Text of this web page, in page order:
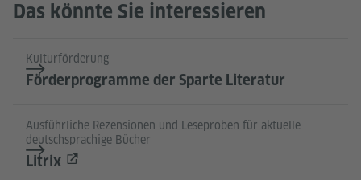
Das könnte Sie interessieren
Kulturförderung
Förderprogramme der Sparte Literatur
Ausführliche Rezensionen und Leseproben für aktuelle
deutschsprachige Bücher
Litrix